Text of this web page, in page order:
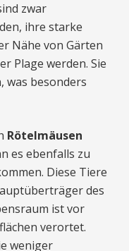
zwar
ihre starke
Nähe von Gärten
Plage werden. Sie
was besonders
Rötelmäusen
es ebenfalls zu
Diese Tiere
des
ist vor
verortet.
weniger